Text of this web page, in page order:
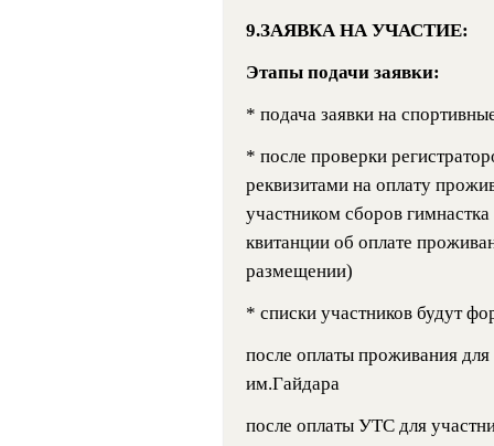
9.ЗАЯВКА НА УЧАСТИЕ:
Этапы подачи заявки:
* подача заявки на
* после проверки
реквизитами на оплату
участником сборов
квитанции об оплате
размещении)
* списки участников будут
после оплаты проживания
им.Гайдара
после оплаты УТС для